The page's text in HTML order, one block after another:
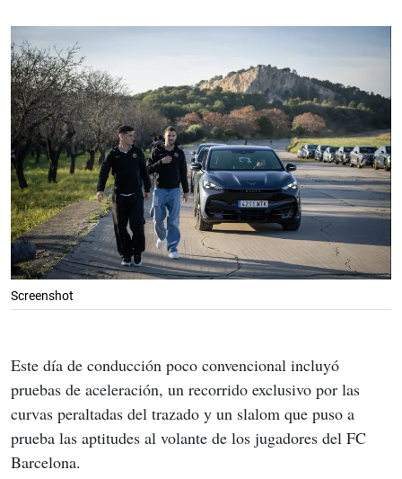
Screenshot
Este día de conducción poco convencional incluyó
pruebas de aceleración, un recorrido exclusivo por las
curvas peraltadas del trazado y un slalom que puso a
prueba las aptitudes al volante de los jugadores del FC
Barcelona.